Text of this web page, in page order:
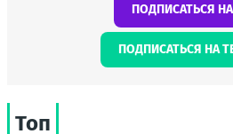
ПОДПИСАТЬСЯ
ПОДПИСАТЬСЯ НА
Топ